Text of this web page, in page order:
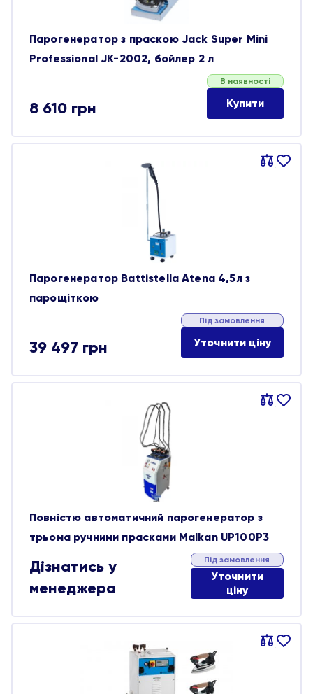
Парогенератор з праскою Jack Super Mini
Professional JK-2002, бойлер 2 л
8 610 грн
В наявності
Купити
Порівняти
В
Парогенератор Battistella Atena 4,5л з
парощіткою
39 497 грн
Під замовлення
Уточнити ціну
Порівняти
В
Повністю автоматичний парогенератор з
трьома ручними прасками Malkan UP100P3
Дізнатись у
менеджера
Під замовлення
Уточнити
ціну
Порівняти
В